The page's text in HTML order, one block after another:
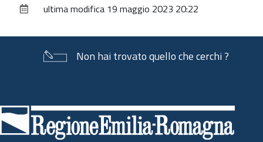
documentoultima modifica 19 maggio 2023 20:22
Non hai trovato quello che cerchi ?
di
pagina